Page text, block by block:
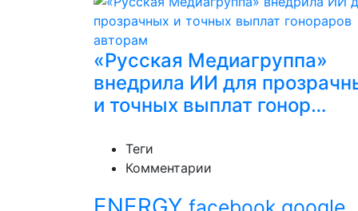
«Русская Медиагруппа»
внедрила ИИ для
и точных выплат гонор…
Теги
Комментарии